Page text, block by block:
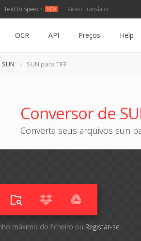
Text to Speech Video Translator
OCR API Preços Help
SUN para TIFF
Conversor de
Converta seus arquivos sun
máximo do ficheiro ou Registar-se